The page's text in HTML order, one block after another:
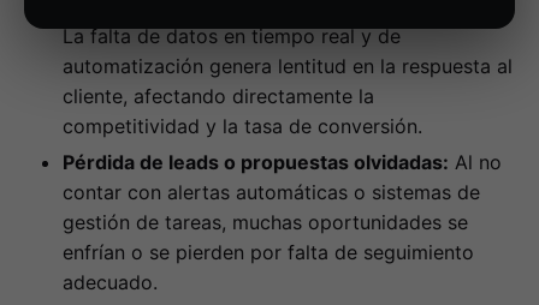
La falta de datos en tiempo real y de
automatización genera lentitud en la respuesta al
cliente, afectando directamente la
competitividad y la tasa de conversión.
Pérdida de leads o propuestas olvidadas: Al no
contar con alertas automáticas o sistemas de
gestión de tareas, muchas oportunidades se
enfrían o se pierden por falta de seguimiento
adecuado.